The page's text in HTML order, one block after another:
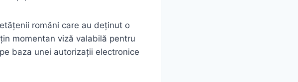
români care au deținut o
momentan viză valabilă pentru
baza unei autorizații electronice